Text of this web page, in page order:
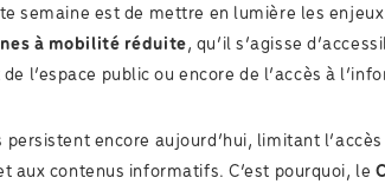
semaine est de mettre en lumière les
à mobilité réduite, qu’il s’agisse
l’espace public ou encore de l’accès à
persistent encore aujourd’hui, limitant
aux contenus informatifs. C’est pourquoi, le